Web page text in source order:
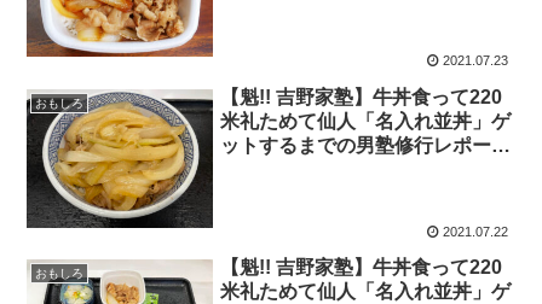
2021.07.23
おもしろ
【魁!! 吉野家塾】牛丼食って220
米礼ためて仙人「名入れ並丼」ゲ
ットするまでの男塾修行レポー
2021.07.22
おもしろ
【魁!! 吉野家塾】牛丼食って220
米礼ためて仙人「名入れ並丼」ゲ